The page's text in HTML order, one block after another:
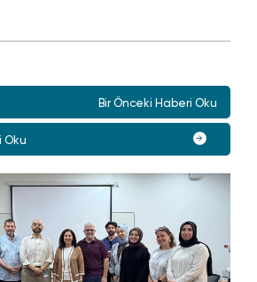
Bir Önceki Haberi Oku
Oku